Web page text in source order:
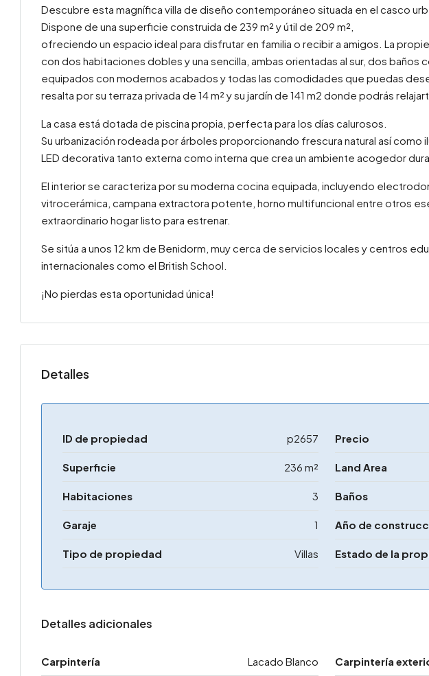
Descubre esta magnífica villa de diseño contemporáneo situada en el casco
Dispone de una superficie construida de 239 m² y útil de 209 m²,
ofreciendo un espacio ideal para disfrutar en familia o recibir a amigos. La
con dos habitaciones dobles y una sencilla, ambas orientadas al sur, dos baños
equipados con modernos acabados y todas las comodidades que puedas
resalta por su terraza privada de 14 m² y su jardín de 141 m2 donde podrás
La casa está dotada de piscina propia, perfecta para los días calurosos.
Su urbanización rodeada por árboles proporcionando frescura natural así como
LED decorativa tanto externa como interna que crea un ambiente acogedor
El interior se caracteriza por su moderna cocina equipada, incluyendo
vitrocerámica, campana extractora potente, horno multifuncional entre otros
extraordinario hogar listo para estrenar.
Se sitúa a unos 12 km de Benidorm, muy cerca de servicios locales y centros
internacionales como el British School.
¡No pierdas esta oportunidad única!
Detalles
ID de propiedad p2657 Precio
Superficie 236 m² Land Area
Habitaciones 3 Baños
Garaje 1 Año de
Tipo de propiedad Villas Estado de la
Detalles adicionales
Carpintería Lacado Blanco Carpintería